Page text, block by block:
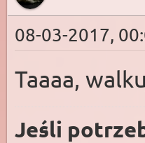
08-03-2017,
Taaaa,
Jeśli